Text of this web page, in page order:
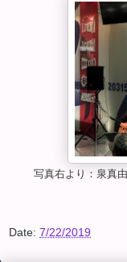
写真右より：泉真
Date: 7/22/2019